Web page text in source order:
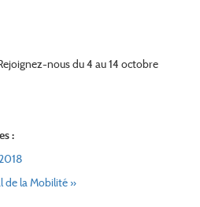
nous du 4 au 14 octobre
:
la Mobilité »